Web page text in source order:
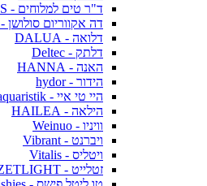
ד"ר טים למלוחים - DR. TIM'S
דה אקווריום סולושן - The Aquarium Solution
דלואה - DALUA
דלתק - Deltec
האנה - HANNA
הידור - hydor
היי טי איי - ATI aquaristik
הילאה - HAILEA
וויניו - Weinuo
ויברנט - Vibrant
ויטליס - Vitalis
זטלייט - ZETLIGHT